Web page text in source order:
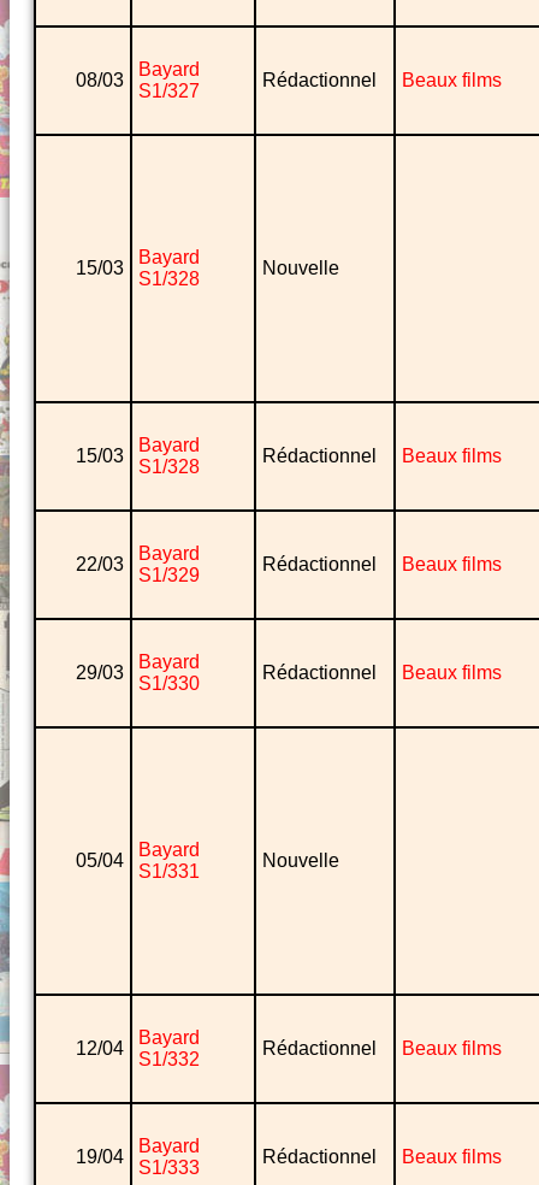
08/03
Bayard
S1/327
Rédactionnel Beaux films
15/03
Bayard
S1/328
Nouvelle
15/03
Bayard
S1/328
Rédactionnel Beaux films
22/03
Bayard
S1/329
Rédactionnel Beaux films
29/03
Bayard
S1/330
Rédactionnel Beaux films
05/04
Bayard
S1/331
Nouvelle
12/04
Bayard
S1/332
Rédactionnel Beaux films
19/04
Bayard
S1/333
Rédactionnel Beaux films